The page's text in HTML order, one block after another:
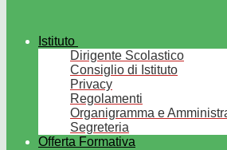
Istituto
Dirigente Scolastico
Consiglio di Istituto
Privacy
Regolamenti
Organigramma e
Segreteria
Offerta Formativa